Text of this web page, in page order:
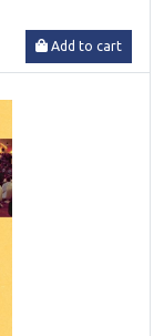
Add to cart